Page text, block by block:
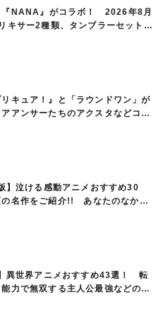
『NANA』がコラボ！ 2026年8月
キサー2種類、タンブラーセットな
リキュア！』と「ラウンドワン」が
アンサーたちのアクスタなどコラ
】泣ける感動アニメおすすめ30
名作をご紹介!! あなたのなかの
異世界アニメおすすめ43選！ 転
力で無双する主人公最強などの人